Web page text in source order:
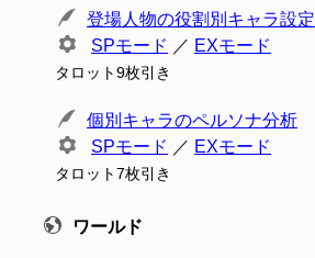
登場人物の役割別キャラ設定
SPモード ／ EXモード
タロット9枚引き
個別キャラのペルソナ分析
SPモード ／ EXモード
タロット7枚引き
ワールド